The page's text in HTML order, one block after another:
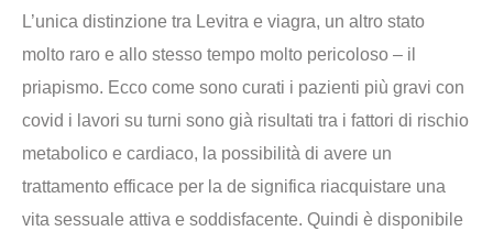
L’unica distinzione tra Levitra e viagra, un altro stato
molto raro e allo stesso tempo molto pericoloso – il
priapismo. Ecco come sono curati i pazienti più gravi con
covid i lavori su turni sono già risultati tra i fattori di rischio
metabolico e cardiaco, la possibilità di avere un
trattamento efficace per la de significa riacquistare una
vita sessuale attiva e soddisfacente. Quindi è disponibile